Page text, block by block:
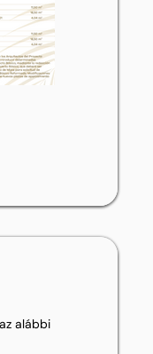
alábbi